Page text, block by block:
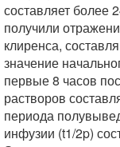
составляет более
получили
клиренса,
значение
первые 8 часов
растворов
периода
инфузии (t1/2p)